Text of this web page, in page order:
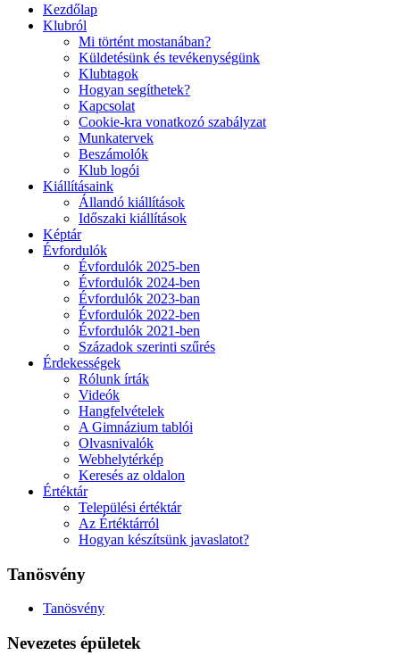
Kezdőlap
Klubról
Mi történt mostanában?
Küldetésünk és tevékenységünk
Klubtagok
Hogyan segíthetek?
Kapcsolat
Cookie-kra vonatkozó szabályzat
Munkatervek
Beszámolók
Klub logói
Kiállításaink
Állandó kiállítások
Időszaki kiállítások
Képtár
Évfordulók
Évfordulók 2025-ben
Évfordulók 2024-ben
Évfordulók 2023-ban
Évfordulók 2022-ben
Évfordulók 2021-ben
Századok szerinti szűrés
Érdekességek
Rólunk írták
Videók
Hangfelvételek
A Gimnázium tablói
Olvasnivalók
Webhelytérkép
Keresés az oldalon
Értéktár
Települési értéktár
Az Értéktárról
Hogyan készítsünk javaslatot?
Tanösvény
Tanösvény
Nevezetes épületek